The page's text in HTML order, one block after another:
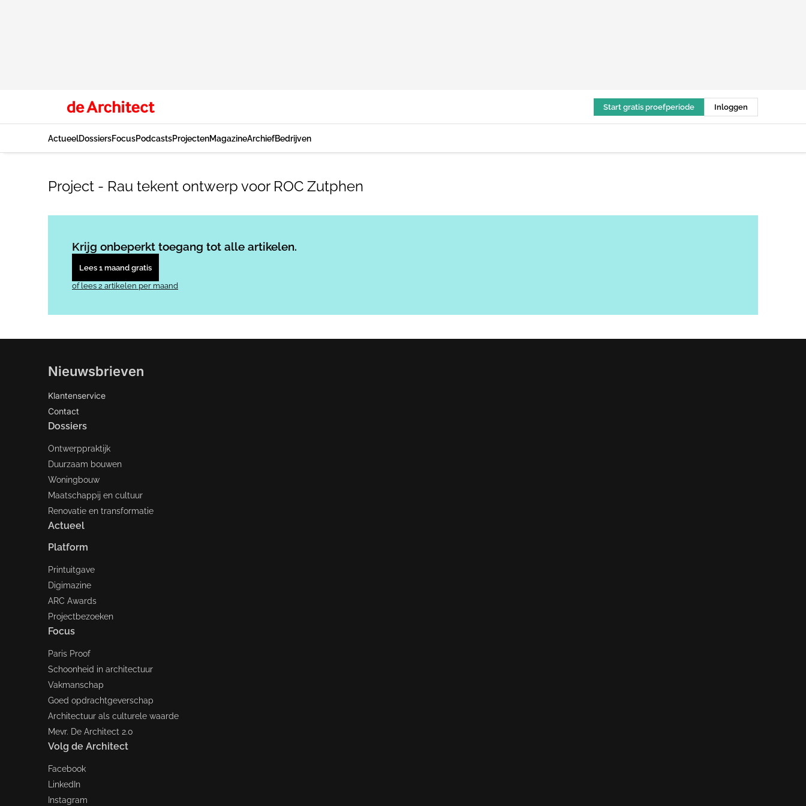
Start gratis proefperiode Inloggen
ActueelDossiersFocusPodcastsProjectenMagazineArchiefBedrijven
Project - Rau tekent ontwerp voor ROC Zutphen
Krijg onbeperkt toegang tot alle artikelen.
Lees 1 maand gratis
of lees 2 artikelen per maand
Nieuwsbrieven
Klantenservice
Contact
Dossiers
Ontwerppraktijk
Duurzaam bouwen
Woningbouw
Maatschappij en cultuur
Renovatie en transformatie
Actueel
Platform
Printuitgave
Digimazine
ARC Awards
Projectbezoeken
Focus
Paris Proof
Schoonheid in architectuur
Vakmanschap
Goed opdrachtgeverschap
Architectuur als culturele waarde
Mevr. De Architect 2.0
Volg de Architect
Facebook
LinkedIn
Instagram